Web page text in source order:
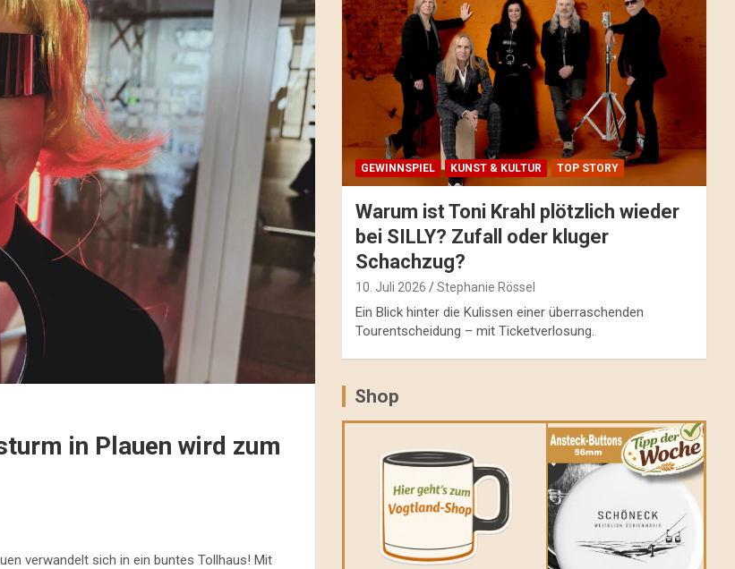
in Plauen wird zum
verwandelt sich in ein buntes Tollhaus! Mit
GEWINNSPIEL KUNST & KULTUR TOP STORY
Warum ist Toni Krahl plötzlich wieder
bei SILLY? Zufall oder kluger
Schachzug?
10. Juli 2026 Stephanie Rössel
Ein Blick hinter die Kulissen einer überraschenden
Tourentscheidung – mit Ticketverlosung.
Shop